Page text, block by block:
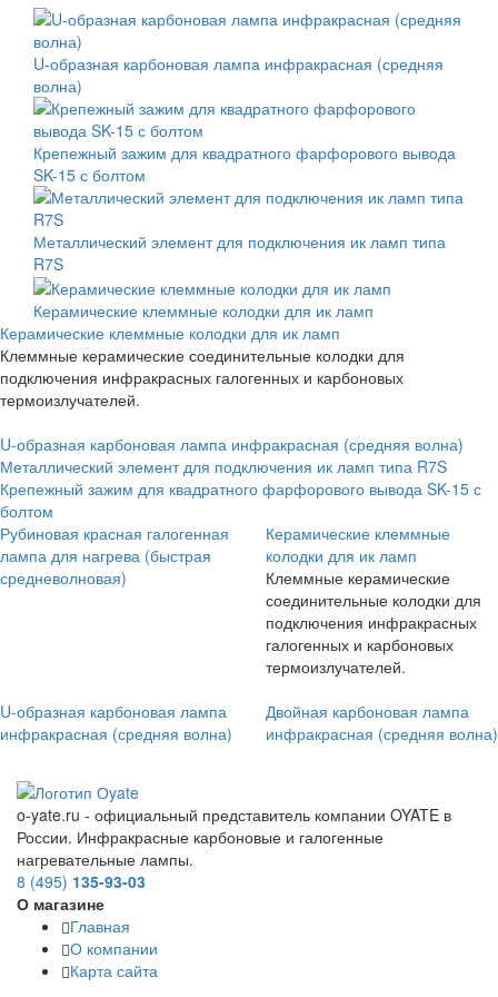
U-образная карбоновая лампа инфракрасная (средняя
волна)
Крепежный зажим для квадратного фарфорового вывода
SK-15 с болтом
Металлический элемент для подключения ик ламп типа
R7S
Керамические клеммные колодки для ик ламп
Керамические клеммные колодки для ик ламп
Клеммные керамические соединительные колодки для
подключения инфракрасных галогенных и карбоновых
термоизлучателей.
U-образная карбоновая лампа инфракрасная (средняя волна)
Металлический элемент для подключения ик ламп типа R7S
Крепежный зажим для квадратного фарфорового вывода SK-15 с
болтом
Рубиновая красная галогенная
лампа для нагрева (быстрая
средневолновая)
Керамические клеммные
колодки для ик ламп
Клеммные керамические
соединительные колодки для
подключения инфракрасных
галогенных и карбоновых
термоизлучателей.
U-образная карбоновая лампа
инфракрасная (средняя волна)
Двойная карбоновая лампа
инфракрасная (средняя волна)
o-yate.ru - официальный представитель компании OYATE в
России. Инфракрасные карбоновые и галогенные
нагревательные лампы.
8 (495) 135-93-03
О магазине
Главная
О компании
Карта сайта